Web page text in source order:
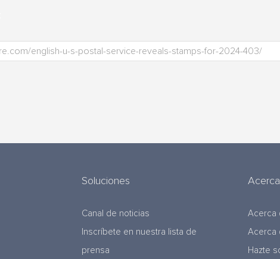
Soluciones
Canal de noticias
Inscríbete en nuestra lista de
prensa
Acerca
Acerca
Acerca
Hazte